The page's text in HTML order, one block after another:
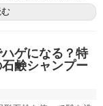
ゲになる？特
鹸シャンプー